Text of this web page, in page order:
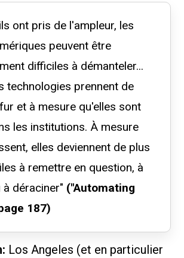
ont pris de l'ampleur, les
peuvent être
difficiles à démanteler...
technologies prennent de
et à mesure qu'elles sont
les institutions. À mesure
elles deviennent de plus
à remettre en question, à
déraciner" ("Automating
187)
Los Angeles (et en particulier